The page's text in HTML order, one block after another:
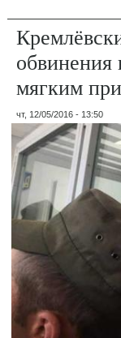
обвинения
мягким
чт, 12/05/2016 - 13:50